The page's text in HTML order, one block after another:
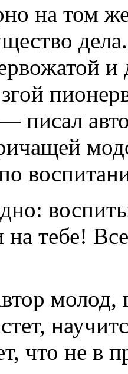
на том
и
писал
тебе!
молод,
что не в